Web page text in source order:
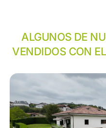
ALGUNOS DE
VENDIDOS CON